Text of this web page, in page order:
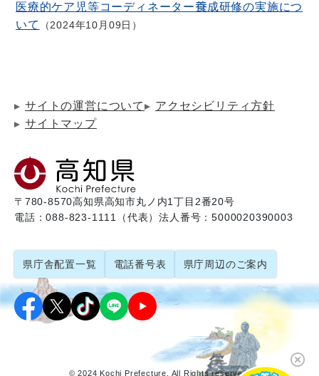
医療的ケア児等コーディネーター養成研修の実施につ
いて
2024年10月09日
サイトの運営について
アクセシビリティ方針
サイトマップ
〒780-8570高知県高知市丸ノ内1丁目2番20号
電話：088-823-1111（代表）法人番号：5000020390003
県庁舎配置一覧 電話番号表 県庁周辺のご案内
© 2024 Kochi Prefecture. All Rights reserved.